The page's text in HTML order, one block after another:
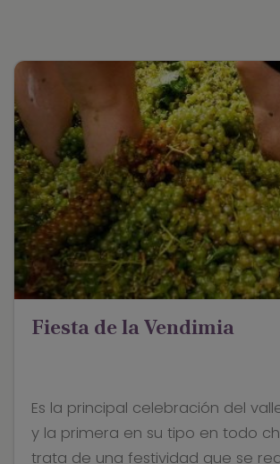
Fiesta de la Vendimia
Es la principal celebración del
y la primera en su tipo en todo
trata de una festividad que se